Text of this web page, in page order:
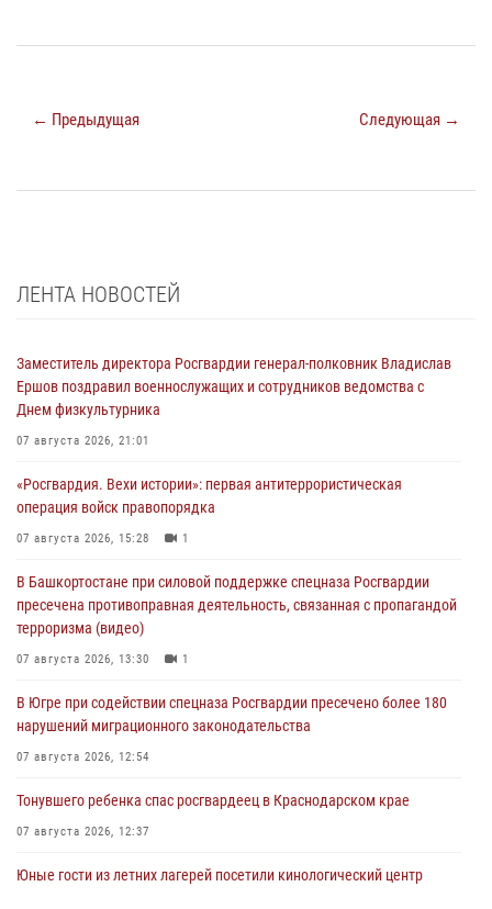
← Предыдущая Следующая →
ЛЕНТА НОВОСТЕЙ
Заместитель директора Росгвардии генерал-полковник Владислав
Ершов поздравил военнослужащих и сотрудников ведомства с
Днем физкультурника
07 августа 2026, 21:01
«Росгвардия. Вехи истории»: первая антитеррористическая
операция войск правопорядка
07 августа 2026, 15:28 1
В Башкортостане при силовой поддержке спецназа Росгвардии
пресечена противоправная деятельность, связанная с пропагандой
терроризма (видео)
07 августа 2026, 13:30 1
В Югре при содействии спецназа Росгвардии пресечено более 180
нарушений миграционного законодательства
07 августа 2026, 12:54
Тонувшего ребенка спас росгвардеец в Краснодарском крае
07 августа 2026, 12:37
Юные гости из летних лагерей посетили кинологический центр